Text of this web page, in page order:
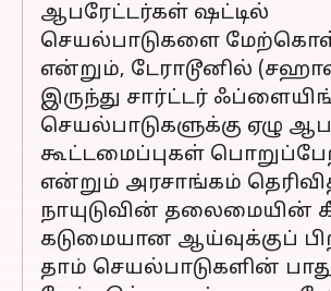
ஆபரேட்டர்கள் ஷட்டில்
செயல்பாடுகளை
என்றும், டேராடூனில்
இருந்து சார்ட்டர்
செயல்பாடுகளுக்கு ஏழு
கூட்டமைப்புகள்
என்றும் அரசாங்கம்
நாயுடுவின் தலைமையின்
கடுமையான ஆய்வுக்குப்
தாம் செயல்பாடுகளின்